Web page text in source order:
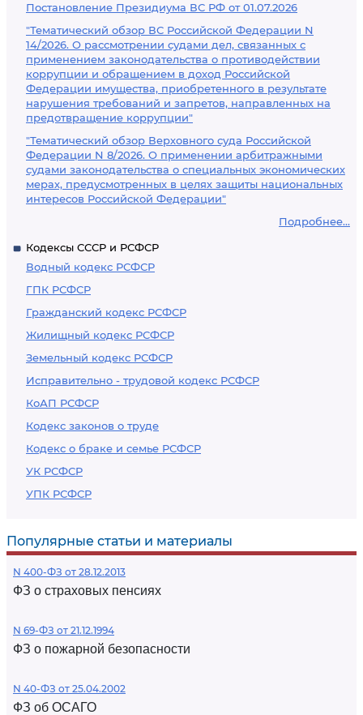
Постановление Президиума ВС РФ от 01.07.2026
"Тематический обзор ВС Российской Федерации N
14/2026. О рассмотрении судами дел, связанных с
применением законодательства о противодействии
коррупции и обращением в доход Российской
Федерации имущества, приобретенного в результате
нарушения требований и запретов, направленных на
предотвращение коррупции"
"Тематический обзор Верховного суда Российской
Федерации N 8/2026. О применении арбитражными
судами законодательства о специальных экономических
мерах, предусмотренных в целях защиты национальных
интересов Российской Федерации"
Подробнее...
Кодексы СССР и РСФСР
Водный кодекс РСФСР
ГПК РСФСР
Гражданский кодекс РСФСР
Жилищный кодекс РСФСР
Земельный кодекс РСФСР
Исправительно - трудовой кодекс РСФСР
КоАП РСФСР
Кодекс законов о труде
Кодекс о браке и семье РСФСР
УК РСФСР
УПК РСФСР
Популярные статьи и материалы
N 400-ФЗ от 28.12.2013
ФЗ о страховых пенсиях
N 69-ФЗ от 21.12.1994
ФЗ о пожарной безопасности
N 40-ФЗ от 25.04.2002
ФЗ об ОСАГО